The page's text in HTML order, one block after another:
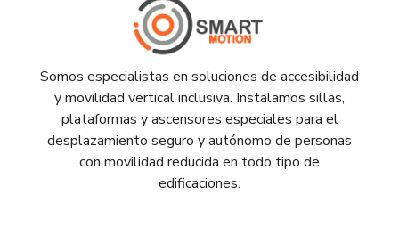
Somos especialistas en soluciones de accesibilidad
y movilidad vertical inclusiva. Instalamos sillas,
plataformas y ascensores especiales para el
desplazamiento seguro y autónomo de personas
con movilidad reducida en todo tipo de
edificaciones.